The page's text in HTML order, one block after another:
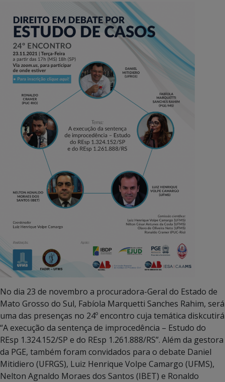
No dia 23 de novembro a procuradora-Geral do Estado de
Mato Grosso do Sul, Fabíola Marquetti Sanches Rahim, será
uma das presenças no 24º encontro cuja temática diskcutirá
“A execução da sentença de improcedência – Estudo do
REsp 1.324.152/SP e do REsp 1.261.888/RS”. Além da gestora
da PGE, também foram convidados para o debate Daniel
Mitidiero (UFRGS), Luiz Henrique Volpe Camargo (UFMS),
Nelton Agnaldo Moraes dos Santos (IBET) e Ronaldo